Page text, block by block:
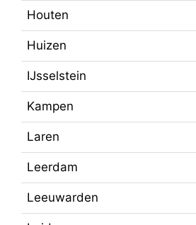
Houten
Huizen
IJsselstein
Kampen
Laren
Leerdam
Leeuwarden